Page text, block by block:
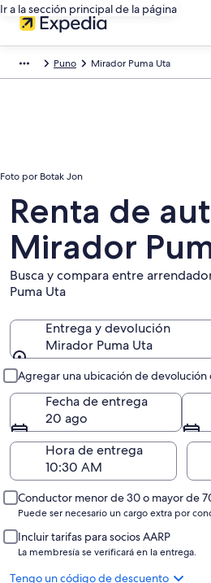
Ir a la sección principal de la página
Puno Mirador Puma Uta
Foto por Botak Jon
Renta de
Mirador
Busca y compara entre
Puma Uta
Entrega y devolución
Mirador Puma Uta
Agregar una ubicación de
Fecha de entrega
20 ago
Hora de entrega
Conductor menor de 30 o mayor de
Puede ser necesario un cargo extra por
Incluir tarifas para socios AARP
La membresía se verificará en la entrega.
Tengo un código de descuento